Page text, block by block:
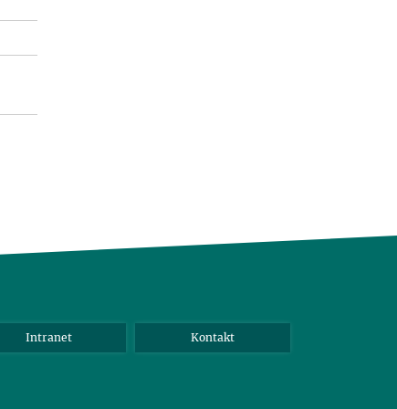
Intranet Kontakt